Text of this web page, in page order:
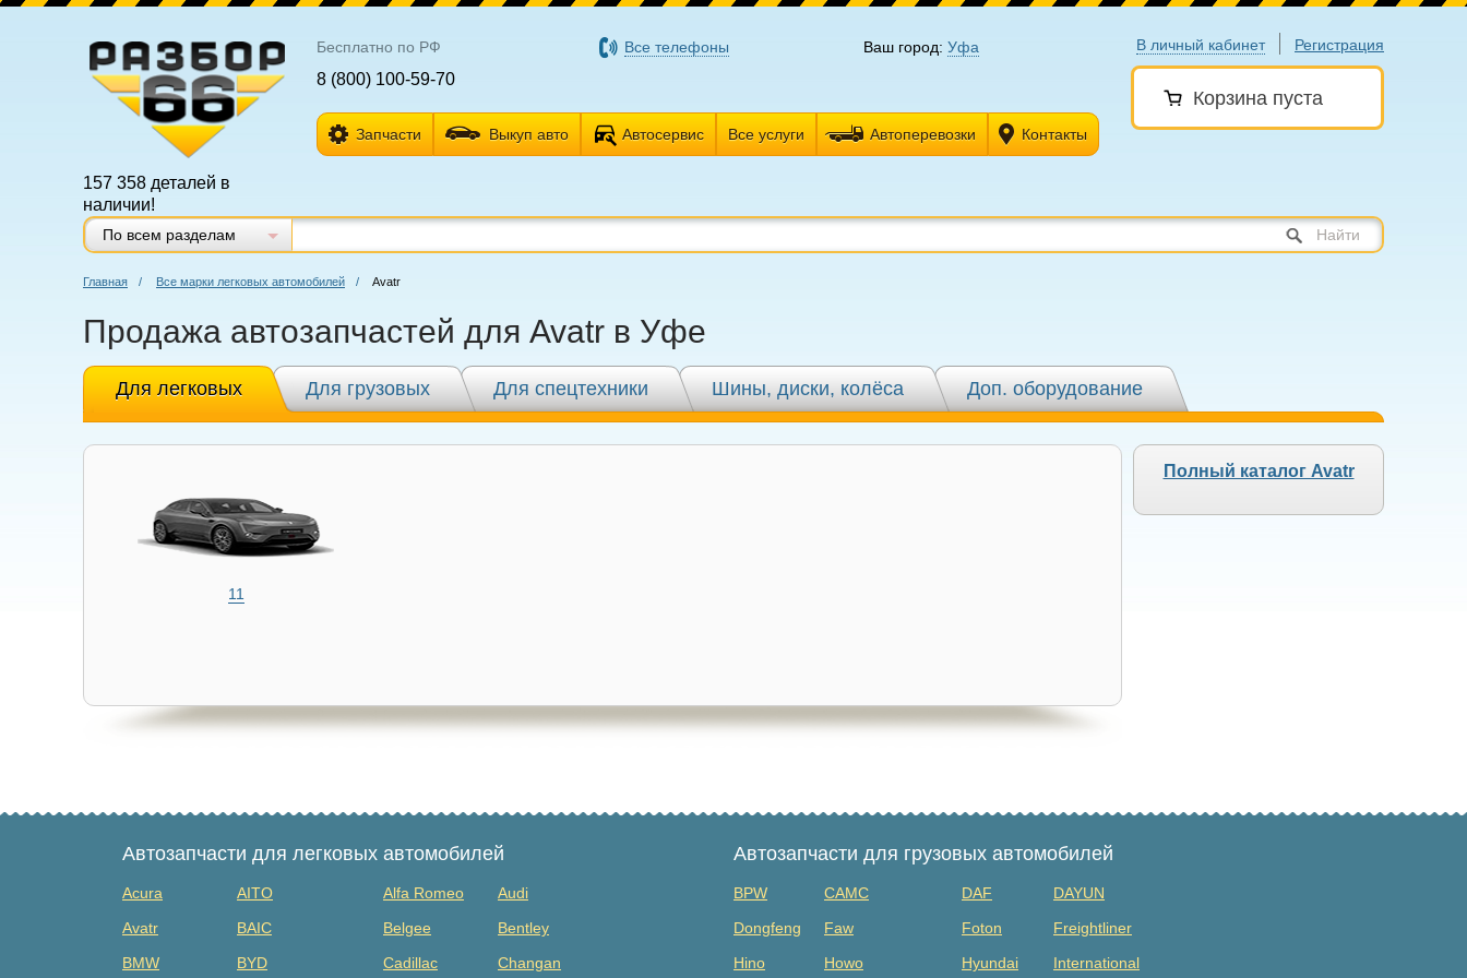
В личный кабинет Регистрация
Корзина пуста
157 358 деталей в
наличии!
Бесплатно по РФ
8 (800) 100-59-70
Все телефоны Ваш город: Уфа
Запчасти Выкуп авто Автосервис Все услуги Автоперевозки Контакты
По всем разделам Найти
Главная / Все марки легковых автомобилей / Avatr
Продажа автозапчастей для Avatr в Уфе
Для легковых Для грузовых Для спецтехники Шины, диски, колёса Доп. оборудование
Полный каталог Avatr
11
Автозапчасти для легковых автомобилей
Acura AITO Alfa Romeo
Audi
Avatr
BAIC Belgee
Bentley
BMW
BYD Cadillac Changan
Автозапчасти для грузовых автомобилей
BPW CAMC DAF
DAYUN
Dongfeng
Faw Foton
Freightliner
Hino
Howo Hyundai International